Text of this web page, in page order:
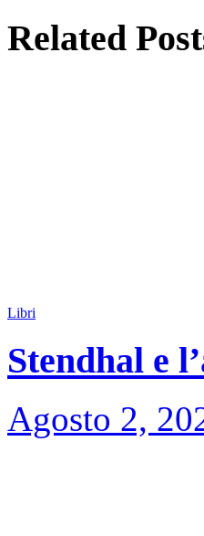
Related
Libri
Stendhal e
Agosto 2,